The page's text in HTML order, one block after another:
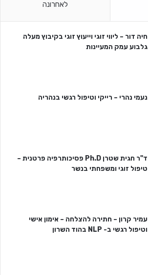
לאחרונה
חיה דור – ליווי זוגי וייעוץ זוגי בקיבוץ מעלה
גלבוע עמק המעיינות
נעמי נהרי – רייקי וטיפול רגשי בנהריה
ד"ר חגית שטרן Ph.D פסיכותרפיה פרטנית –
טיפול זוגי ומשפחתי בנשר
עמיר קרון – חתירה להצלחה – אימון אישי
וטיפול רגשי ב- NLP בהוד השרון